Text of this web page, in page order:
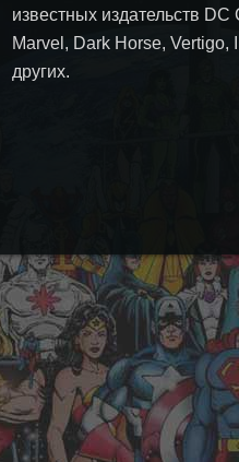
известных издательств DC
Marvel, Dark Horse, Vertigo,
других.